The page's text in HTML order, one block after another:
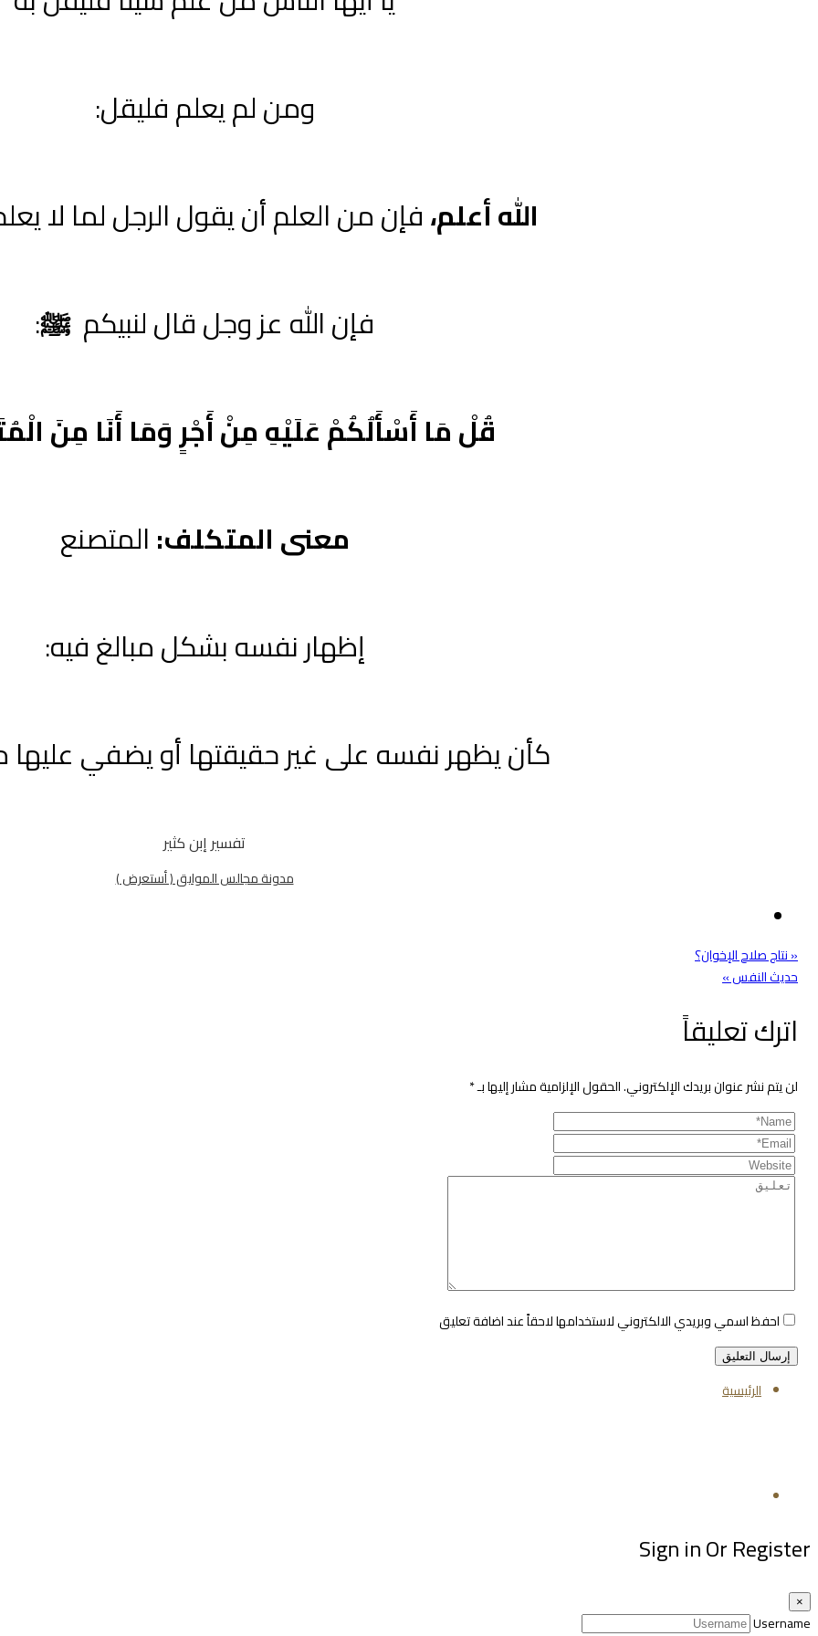
ومن لم يعلم فليقل:
الله أعلم،فإن من العلم أن يقول الرجل لما لا
فإن الله عز وجل قال لنبيكمﷺ:
قُلْ مَا أَسْأَلُكُمْ عَلَيْهِ مِنْ أَجْرٍ وَمَا أَنَا مِنَ
معنى المتكلف:المتصنع
إظهار نفسه بشكل مبالغ فيه:
كأن يظهر نفسه على غير حقيقتها أو يضفي عليها
تفسير إبن كثير
مدونة مجالس الموايق ( أستعرض )
تصفّح
المقالات
« نتاج صلاح الإخوان؟
حديث النفس »
اترك تعليقاً
لن يتم نشر عنوان بريدك الإلكتروني.الحقول الإلزامية مشار إليها بـ*
احفظ اسمي وبريدي الالكتروني لاستخدامها لاحقاً عند اضافة تعليق
الرئيسية
Sign in Or Register
×
Username